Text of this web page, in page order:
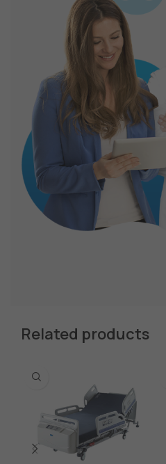
Related products